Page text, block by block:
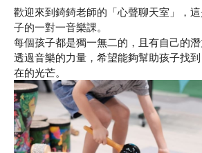
歡迎來到錡錡老師的「心聲聊天室」，
子的一對一音樂課。
每個孩子都是獨一無二的，且有自己的潛
透過音樂的力量，希望能夠幫助孩子找
在的光芒。